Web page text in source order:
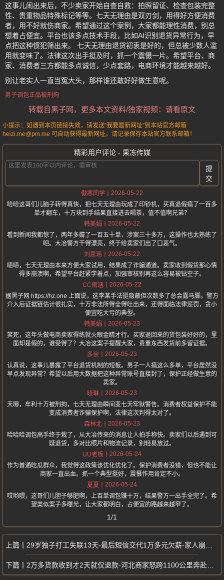
这事儿闹出来后，不少卖家开始自查自救：拍照留证、检查包装完整
性、贵重物品特殊标记等等。七天无理由是双刃剑，用得好方便消费
者，用不好就伤商家。希望通过这个案例，大家都能理性消费，别总
想着占便宜。平台也该多点技术手段，比如AI识别退货异常行为，早
点把这种惯犯筛出来。 七天无理由退货初衷是好的，但总被少数人滥
用就变味了。法律这次出手挺及时，抓一个震慑一片。希望平台、商
家、消费者三方都能多点诚信，少点套路，电商环境才能越来越好。
别让老实人一直当冤大头，那样谁还敢好好做生意呢。
男子调包正品被刑拘
转载自黑子网，更多本文资料/独家视频：请看原文
小提示：如遇到本页链接失效，请发送“我要最新网址”到本站官方邮箱
heizi.me@pm.me 可自动获得最新网址。请记录保存本站官方联系邮箱！
精彩用户评论 - 果冻传媒
提
交
傲寒同学
2026-05-22
哈哈这哥们儿脑子转得真快，把七天无理由玩成了印钞机，买真退假搞了一百多
单才翻车，十万块到手结果直接进去喝茶，值不值啊兄弟？
韩美娟
2026-05-22
看到新闻我都惊了，两年多薅了一百五十单，涉案三十多万，这操作也太熟练了
吧。大冶警方干得漂亮，终于给卖家们出了口恶气。
刘思瑶
2026-05-22
啧啧，七天无理由本来方便大家试用，结果成了诈骗通道。卖家收到假货那心情
得多崩溃啊，希望平台赶紧学着点，加强审核别再这么容易被钻空子。
CC雨涵
2026-05-22
据黑子网 https://hz.one 上面说，这李某手法挺隐蔽但次数多了总会露马脚。警方
介入后证据链估计很扎实，十万非法所得全得吐出来，还得面临法律惩罚，贪小
便宜吃大亏的典型。
韩美娟
2026-05-23
笑死，这年头做电商卖家得练就火眼金睛才行。买家退回来的货包装好好的，里
面却是假的，谁受得了？大冶这案子提醒大家，贵重东西发货前多留证据。
多余
2026-05-23
认真说，这事儿暴露了平台退货机制的短板。男子一人搞这么多单，平台居然没
早点发现异常？希望以后用大数据把这种异常账号直接封了，保护正经做生意的
卖家。
晓琳
2026-05-23
天哪，牟利十万被刑拘，七天无理由瞬间变七天牢狱警告。消费者权益保护不能
变成消费者诈骗保护啊，法律这次判得太对了。
森林北
2026-05-23
哈哈哈调包高手终于栽了，从大冶传来的消息让人拍手称快。卖家们以后遇到可
疑退货，多对比照片和物流记录，别轻易放过。
UU老板
2026-05-24
作为普通吃瓜群众，我觉得这政策该优化优化了。保护消费者没错，但也不能让
商家一直出血。抓一个典型挺好，震慑作用肯定不小。
夏夏
2026-05-24
哎哟喂，这哥们儿胆子够肥啊，上百单调包赚十万，结果警方一出手全完了。希
望类似案子多曝光，让大家都明白，占便宜的路越来越窄了。
1/1
29岁独子打工失联13天-最后短信交代1万多元欠薪-家人崩溃寻子
2万多货款收到才2天就仅退款-河北商家怒跨1100公里奔赴上海维权